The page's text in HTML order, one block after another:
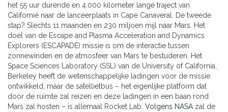
het 55 uur durende en 4.000 kilometer lange traject van
Californië naar de lanceerplaats in Cape Canaveral. De tweede
stap? Slechts 11 maanden en 230 miljoen mijl naar Mars. Het
doel van de Escape and Plasma Acceleration and Dynamics
Explorers (ESCAPADE) missie is om de interactie tussen
zonnewinden en de atmosfeer van Mars te bestuderen. Het
Space Sciences Laboratory (SSL) van de University of California,
Berkeley heeft de wetenschappelijke ladingen voor de missie
ontwikkeld, maar de satellietbus – het eigenlijke platform dat
door de ruimte zal reizen en deze ladingen in een baan rond
Mars zal hosten – is allemaal Rocket Lab. Volgens NASAzal de